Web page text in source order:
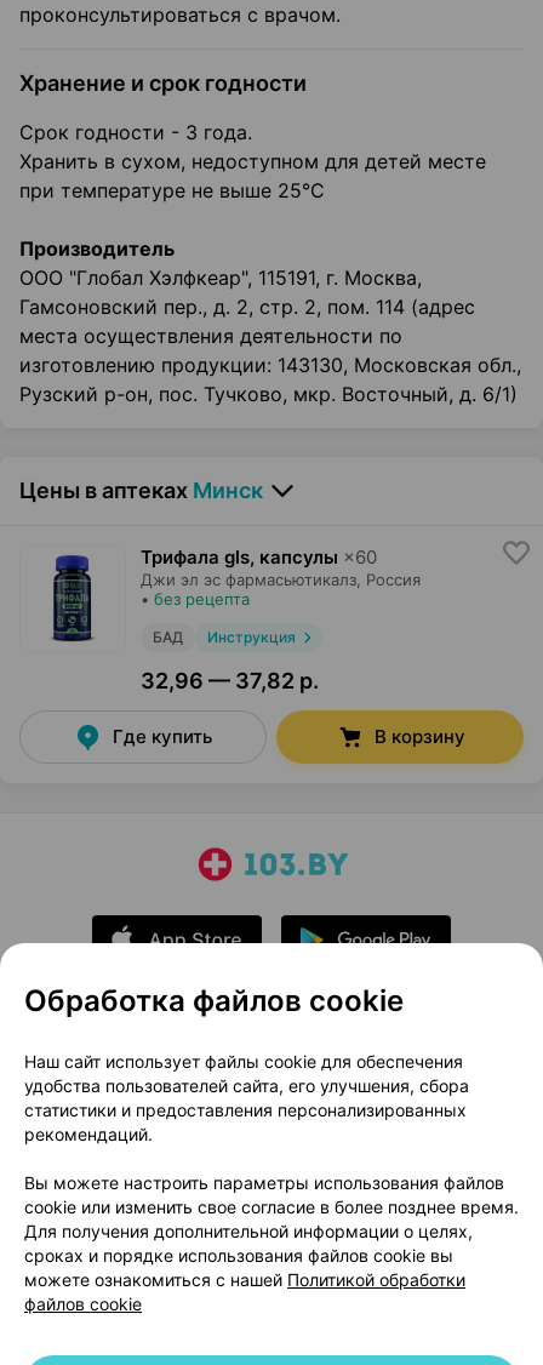
проконсультироваться с врачом.
Хранение и срок годности
Срок годности - 3 года.
Хранить в сухом, недоступном для детей месте
при температуре не выше 25°С
Производитель
ООО "Глобал Хэлфкеар", 115191, г. Москва,
Гамсоновский пер., д. 2, стр. 2, пом. 114 (адрес
места осуществления деятельности по
изготовлению продукции: 143130, Московская обл.,
Рузский р-он, пос. Тучково, мкр. Восточный, д. 6/1)
Цены в аптеках Минск
Трифала gls, капсулы ×60
Джи эл эс фармасьютикалз, Россия
• без рецепта
БАД Инструкция
32,96 — 37,82 р.
Где купить В корзину
О проекте
Новости проекта
Размещение рекламы
Медицинский маркетинг
Публичный договор
Доставка
Способы оплаты
Вакансии
Партнеры
Написать руководителю 103.by
Написать в поддержку
Персональные настройки Cookie
Обработка файлов cookie
Наш сайт использует файлы cookie для обеспечения
удобства пользователей сайта, его улучшения, сбора
статистики и предоставления персонализированных
рекомендаций.
Вы можете настроить параметры использования файлов
cookie или изменить свое согласие в более позднее время.
Для получения дополнительной информации о целях,
сроках и порядке использования файлов cookie вы
можете ознакомиться с нашей Политикой обработки
файлов cookie